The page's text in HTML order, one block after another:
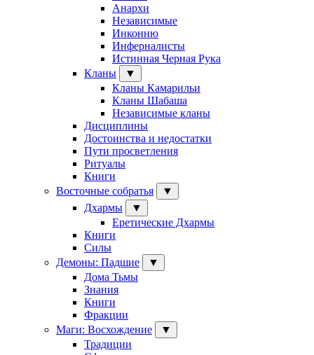
Анархи
Независимые
Инконню
Инферналисты
Истинная Черная Рука
Кланы
▼
Кланы Камарильи
Кланы Шабаша
Независимые кланы
Дисциплины
Достоинства и недостатки
Пути просветления
Ритуалы
Книги
Восточные собратья
▼
Дхармы
▼
Еретические Дхармы
Книги
Силы
Демоны: Падшие
▼
Дома Тьмы
Знания
Книги
Фракции
Маги: Восхождение
▼
Традиции